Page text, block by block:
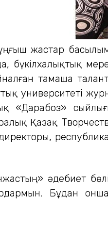
жастар
бүкілхалықтық
тамаша
университеті
«Дарабоз»
Қазақ
әдебиет
Бұдан